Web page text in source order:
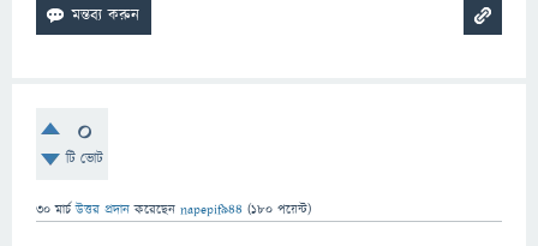
0
টি ভোট
30 মার্চ উত্তর প্রদান করেছেন napepif944 (180 পয়েন্ট)